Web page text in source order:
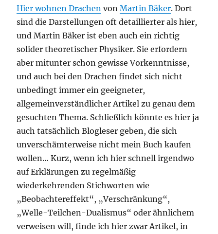
Hier wohnen Drachen vonMartin Bäker. Dort
sind die Darstellungen oft detaillierter als hier,
und Martin Bäker ist eben auch ein richtig
solider theoretischer Physiker. Sie erfordern
aber mitunter schon gewisse Vorkenntnisse,
und auch bei den Drachen findet sich nicht
unbedingt immer ein geeigneter,
allgemeinverständlicher Artikel zu genau dem
gesuchten Thema. Schließlich könnte es hier ja
auch tatsächlich Blogleser geben, die sich
unverschämterweise nicht mein Buch kaufen
wollen… Kurz, wenn ich hier schnell irgendwo
auf Erklärungen zu regelmäßig
wiederkehrenden Stichworten wie
„Beobachtereffekt“, „Verschränkung“,
„Welle-Teilchen-Dualismus“ oder ähnlichem
verweisen will, finde ich hier zwar Artikel, in